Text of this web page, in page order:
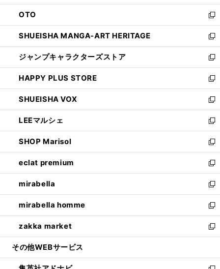
ウ
で
開
く
ン
ド
ウ
で
開
く
OTO
新
し
い
ウ
ィ
ン
ド
ウ
で
開
く
SHUEISHA MANGA-ART HERITAGE
新
し
い
ウ
ィ
ン
ド
ウ
で
開
く
ジャンプキャラクターズストア
新
し
い
ウ
ィ
ン
ド
ウ
で
開
く
HAPPY PLUS STORE
新
し
い
ウ
ィ
ン
ド
ウ
で
開
く
SHUEISHA VOX
新
し
い
ウ
ィ
ン
ド
ウ
で
開
く
LEEマルシェ
新
し
い
ウ
ィ
ン
ド
ウ
で
開
く
SHOP Marisol
新
し
い
ウ
ィ
ン
ド
ウ
で
開
eclat premium
新
し
い
ウ
ィ
ン
ド
ウ
開
mirabella
新
し
い
ウ
ィ
ン
ウ
mirabella homme
新
し
い
ウ
ン
zakka market
新
し
ウ
その他WEBサービス